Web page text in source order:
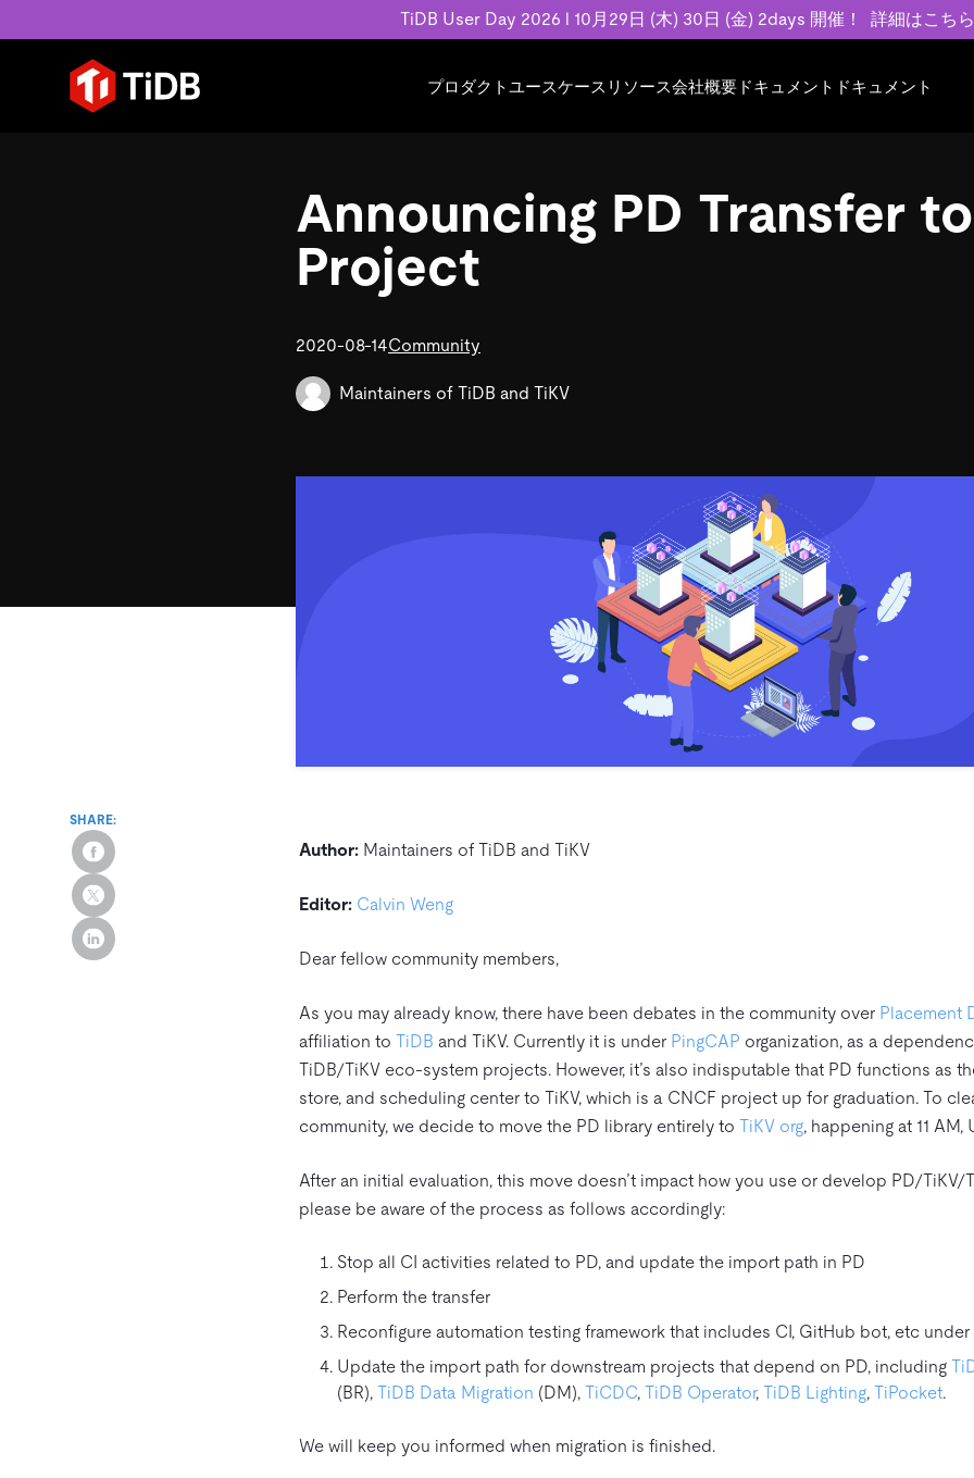
TiDB User Day 2026 l 10月29日 (木) 30日 (金) 2days 開催！ 詳細はこち
プロダクト
MySQL互換の分散データベースで高可用性と
水平スケーラビリティを備え大規模データを
リアルタイムで処理できます。
TiDB Self-Managed
料金
ユースケース
お客様事例やユ
などを紹介して
Eコマース
SaaS
MySQLワークロードの近代化
Build GenAI Applications
リソース
ホワイトペーパー
アーカイブ動画
スライド
Developer Hub
Discord Community
認定資格試験
会社概要
基本規約、TiDBクラウドサービス契約、
SLA、利用規約、プライバシーポリシーな
会社案内
キャリア
パートナー
お問い合わせ
ドキュメント
TiDB
開発者ガイド
ドキュメント
TiDB
開発者ガイド
Announcing PD Transfer
Project
2020-08-14Community
Maintainers of TiDB and TiKV
Author:Maintainers of TiDB and TiKV
Editor: Calvin Weng
Dear fellow community members,
As you may already know, there have been debates in the community over Placement
affiliation to TiDB and TiKV. Currently it is under PingCAP organization, as a
TiDB/TiKV eco-system projects. However, it’s also indisputable that PD functions as
store, and scheduling center to TiKV, which is a CNCF project up for graduation. To
community, we decide to move the PD library entirely to TiKV org, happening at 11 AM,
After an initial evaluation, this move doesn’t impact how you use or develop PD/TiKV/
please be aware of the process as follows accordingly:
Stop all CI activities related to PD, and update the import path in PD
Perform the transfer
Reconfigure automation testing framework that includes CI, GitHub bot, etc under
Update the import path for downstream projects that depend on PD, including
(BR), TiDB Data Migration (DM), TiCDC, TiDB Operator, TiDB Lighting, TiPocket.
We will keep you informed when migration is finished.
SHARE: